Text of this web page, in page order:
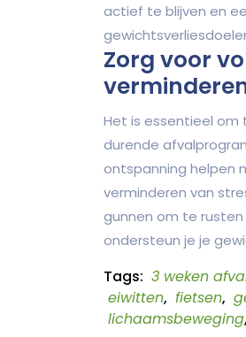
actief te blijven en
Zorg voor
Het is essentieel om
durende
ontspanning helpen
verminderen van
gunnen om te
ondersteun je je
Tags: 3 weken
eiwitten, fietsen,
lichaamsbeweging,